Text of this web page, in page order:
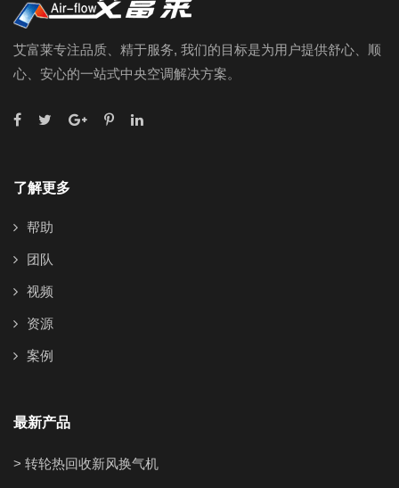
艾富莱专注品质、精于服务, 我们的目标是为用户提供舒心、顺
心、安心的一站式中央空调解决方案。
了解更多
帮助
团队
视频
资源
案例
最新产品
> 转轮热回收新风换气机